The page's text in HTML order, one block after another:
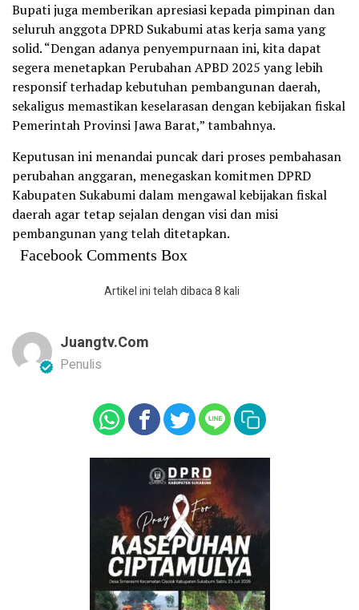
Bupati juga memberikan apresiasi kepada pimpinan dan
seluruh anggota DPRD Sukabumi atas kerja sama yang
solid. “Dengan adanya penyempurnaan ini, kita dapat
segera menetapkan Perubahan APBD 2025 yang lebih
responsif terhadap kebutuhan pembangunan daerah,
sekaligus memastikan keselarasan dengan kebijakan fiskal
Pemerintah Provinsi Jawa Barat,” tambahnya.
Keputusan ini menandai puncak dari proses pembahasan
perubahan anggaran, menegaskan komitmen DPRD
Kabupaten Sukabumi dalam mengawal kebijakan fiskal
daerah agar tetap sejalan dengan visi dan misi
pembangunan yang telah ditetapkan.
Facebook Comments Box
Artikel ini telah dibaca 8 kali
Juangtv.com
Penulis